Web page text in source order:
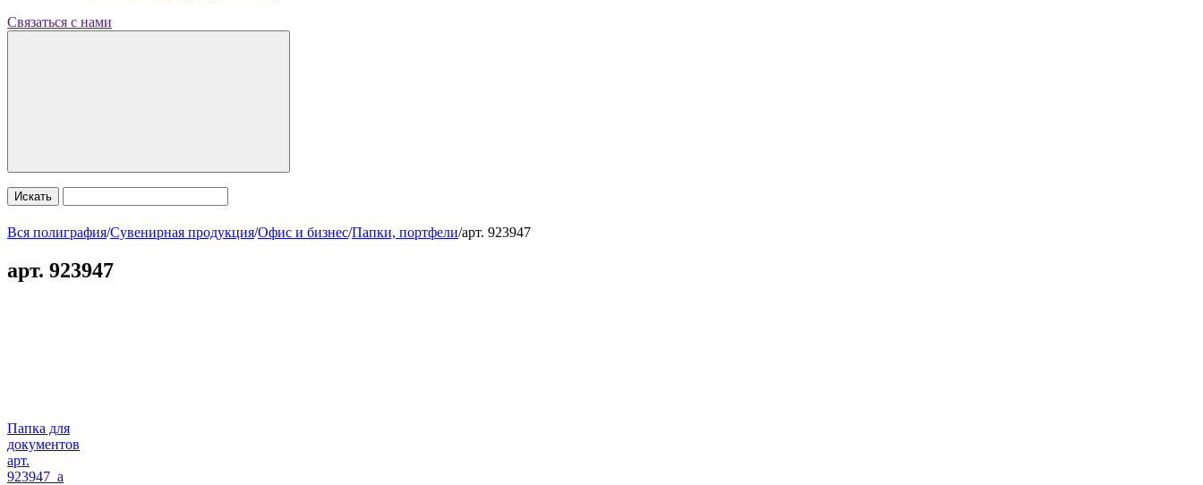
Связаться с нами
Искать
Вся полиграфия/Сувенирная продукция/Офис и бизнес/Папки, портфели/арт. 923947
арт. 923947
Папка для
документов
арт.
923947_a